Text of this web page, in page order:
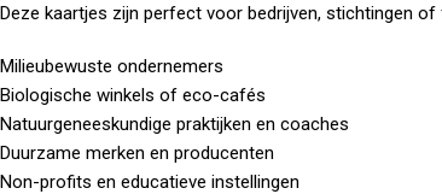
Deze kaartjes zijn perfect voor bedrijven, stichtingen
Milieubewuste ondernemers
Biologische winkels of eco-cafés
Natuurgeneeskundige praktijken en coaches
Duurzame merken en producenten
Non-profits en educatieve instellingen